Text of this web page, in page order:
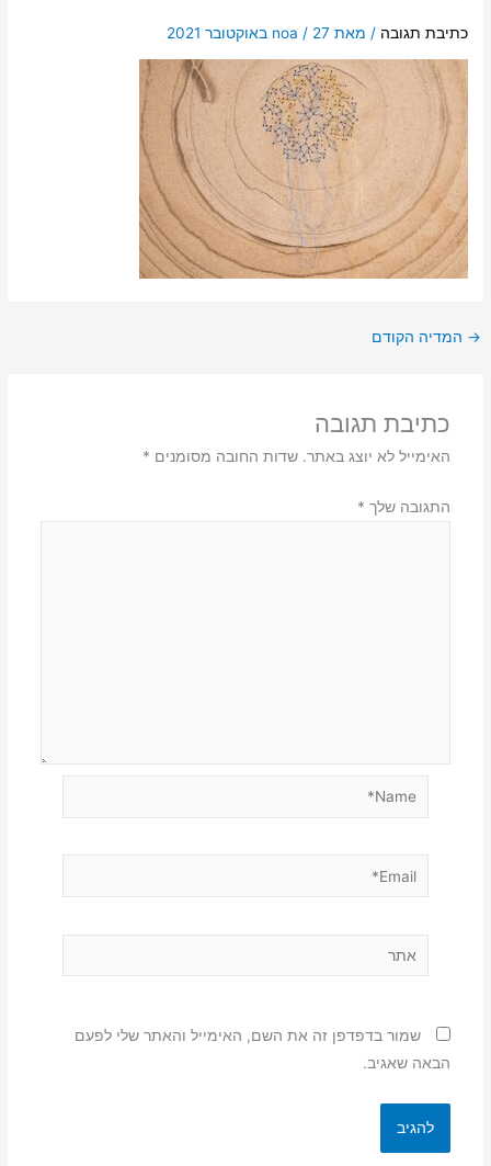
כתיבת תגובה / מאת noa / 27 באוקטובר 2021
→ המדיה הקודם
כתיבת תגובה
האימייל לא יוצג באתר. שדות החובה מסומנים *
התגובה שלך *
Email*
שמור בדפדפן זה את השם, האימייל והאתר שלי לפעם
הבאה שאגיב.